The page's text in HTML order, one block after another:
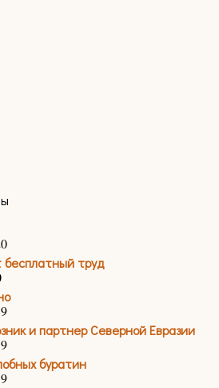
труд
и партнер Северной Евразии
буратин